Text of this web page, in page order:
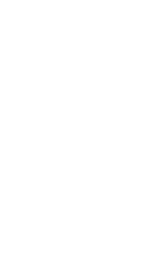
Ha explicado su
motivos de salud, que
seguir por ahora con
«Es una decisión muy
mis padres y a mi
desempeñado en el
espectacular equipo